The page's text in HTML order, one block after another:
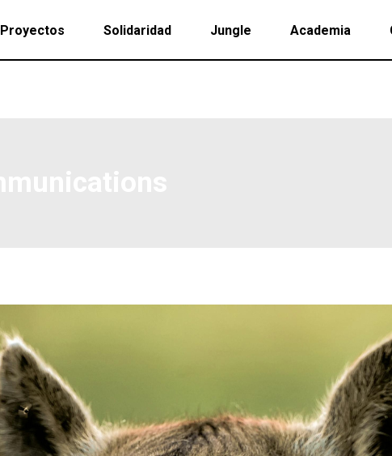
Proyectos Solidaridad Jungle Academia